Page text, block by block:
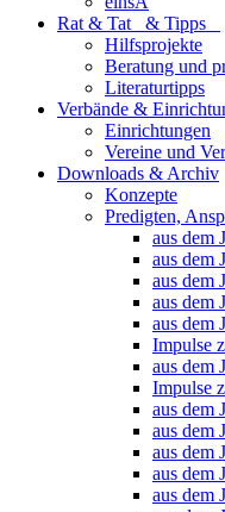
Rat & Tat & Tipps
Hilfsprojekte
Beratung und
Literaturtipps
Verbände &
Einrichtungen
Vereine und
Downloads & Archiv
Konzepte
Predigten,
aus dem
aus dem
aus dem
aus dem
aus dem
Impulse
aus dem
Impulse
aus dem
aus dem
aus dem
aus dem
aus dem